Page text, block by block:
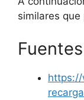
similares
Fuentes